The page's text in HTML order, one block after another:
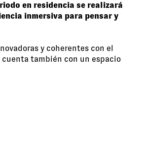
en residencia se realizará
inmersiva para pensar y
y coherentes con el
también con un espacio